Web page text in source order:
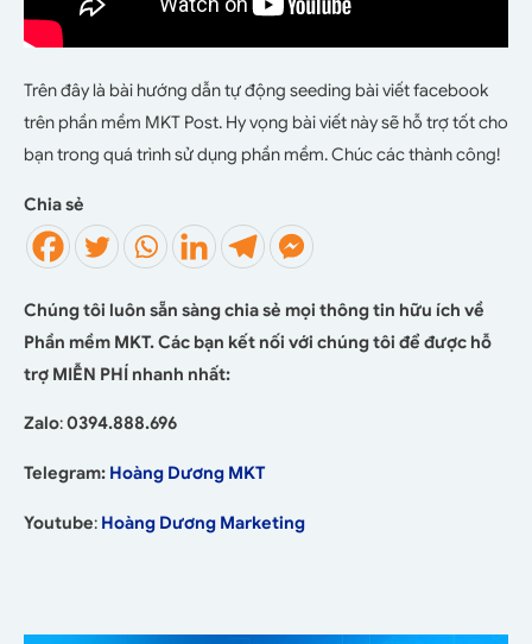
Trên đây là bài hướng dẫn tự động seeding bài viết facebook
trên phần mềm MKT Post. Hy vọng bài viết này sẽ hỗ trợ tốt cho
bạn trong quá trình sử dụng phần mềm. Chúc các thành công!
Chia sẻ
Chúng tôi luôn sẵn sàng chia sẻ mọi thông tin hữu ích về
Phần mềm MKT. Các bạn kết nối với chúng tôi để được hỗ
trợ MIỄN PHÍ nhanh nhất:
Zalo:0394.888.696
Telegram: Hoàng Dương MKT
Youtube: Hoàng Dương Marketing